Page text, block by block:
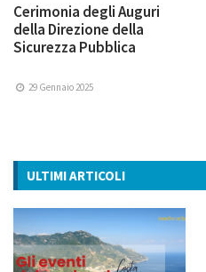
Cerimonia degli Auguri
della Direzione della
Sicurezza Pubblica
29 Gennaio 2025
ULTIMI ARTICOLI